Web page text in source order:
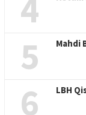
4
5 Mahdi
6 LBH